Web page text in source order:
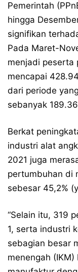
Pemerintah
hingga
signifikan
Pada Maret-
menjadi peserta
mencapai
dari periode
sebanyak
Berkat
industri alat
2021 juga
pertumbuhan di
sebesar 45,2%
“Selain itu, 319
1, serta industri
sebagian besar
menengah